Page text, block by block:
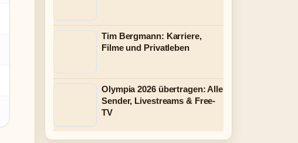
Tim Bergmann: Karriere,
Filme und Privatleben
Olympia 2026 übertragen: Alle
Sender, Livestreams & Free-
TV